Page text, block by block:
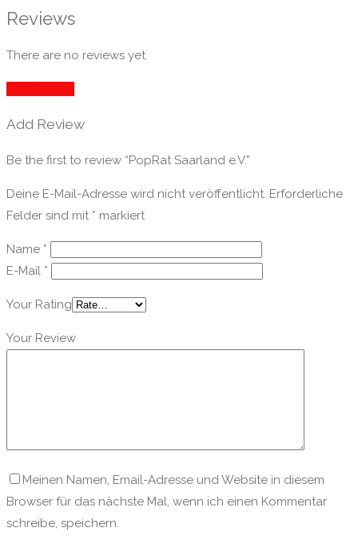
Reviews
There are no reviews yet.
Add Review
Be the first to review “PopRat Saarland e.V.”
Deine E-Mail-Adresse wird nicht veröffentlicht. Erforderliche
Felder sind mit * markiert
Name *
E-Mail *
Your Rating
Your Review
Meinen Namen, Email-Adresse und Website in diesem
Browser für das nächste Mal, wenn ich einen Kommentar
schreibe, speichern.